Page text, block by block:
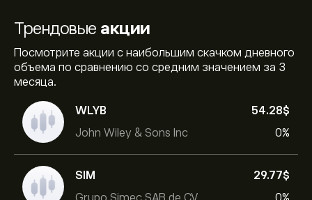
Трендовые акции
Посмотрите акции с наибольшим скачком дневного
объема по сравнению со средним значением за 3
месяца.
WLYB
John Wiley & Sons Inc
54.28‎$‎
0%
SIM
29.77‎$‎